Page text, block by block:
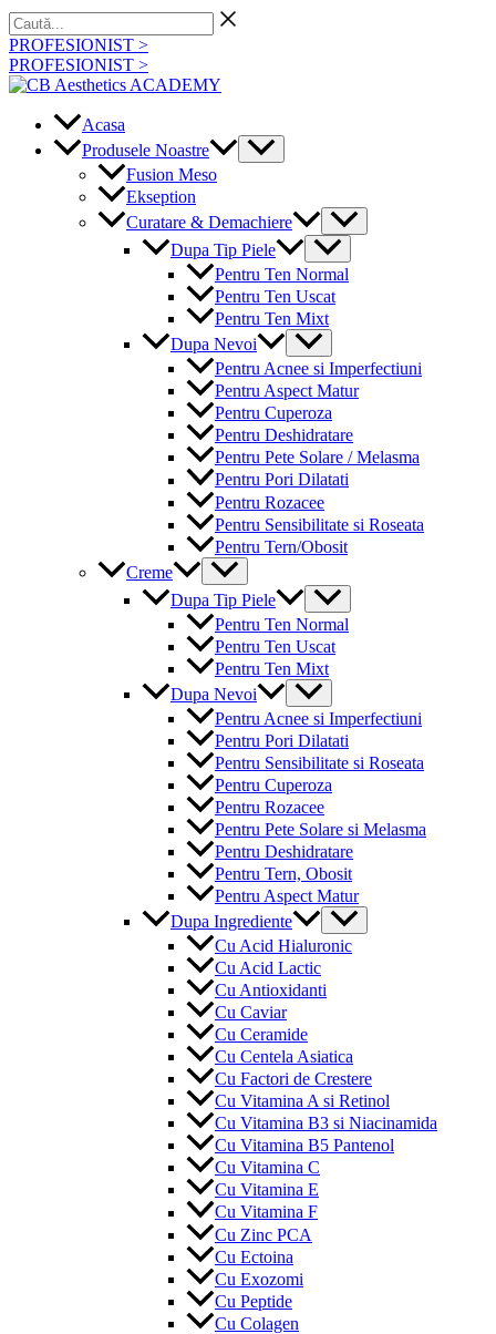
Skip
to
content
Caută...
PROFESIONIST >
PROFESIONIST >
Acasa
Produsele Noastre
Menu
Toggle
Fusion Meso
Ekseption
Curatare & Demachiere
Menu
Toggle
Dupa Tip Piele
Menu
Toggle
Pentru Ten Normal
Pentru Ten Uscat
Pentru Ten Mixt
Dupa Nevoi
Menu
Toggle
Pentru Acnee si Imperfectiuni
Pentru Aspect Matur
Pentru Cuperoza
Pentru Deshidratare
Pentru Pete Solare / Melasma
Pentru Pori Dilatati
Pentru Rozacee
Pentru Sensibilitate si Roseata
Pentru Tern/Obosit
Creme
Menu
Toggle
Dupa Tip Piele
Menu
Toggle
Pentru Ten Normal
Pentru Ten Uscat
Pentru Ten Mixt
Dupa Nevoi
Menu
Toggle
Pentru Acnee si Imperfectiuni
Pentru Pori Dilatati
Pentru Sensibilitate si Roseata
Pentru Cuperoza
Pentru Rozacee
Pentru Pete Solare si Melasma
Pentru Deshidratare
Pentru Tern, Obosit
Pentru Aspect Matur
Dupa Ingrediente
Menu
Toggle
Cu Acid Hialuronic
Cu Acid Lactic
Cu Antioxidanti
Cu Caviar
Cu Ceramide
Cu Centela Asiatica
Cu Factori de Crestere
Cu Vitamina A si Retinol
Cu Vitamina B3 si Niacinamida
Cu Vitamina B5 Pantenol
Cu Vitamina C
Cu Vitamina E
Cu Vitamina F
Cu Zinc PCA
Cu Ectoina
Cu Exozomi
Cu Peptide
Cu Colagen